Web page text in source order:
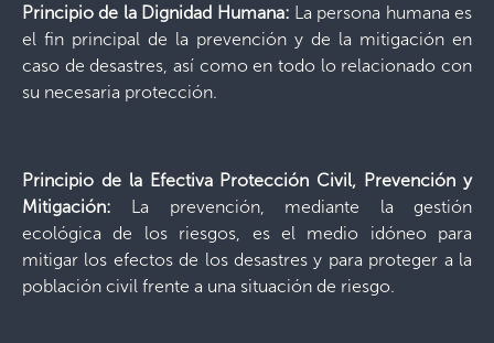
Principio de la Dignidad Humana: La persona humana es
el fin principal de la prevención y de la mitigación en
caso de desastres, así como en todo lo relacionado con
su necesaria protección.
Principio de la Efectiva Protección Civil, Prevención y
Mitigación: La prevención, mediante la gestión
ecológica de los riesgos, es el medio idóneo para
mitigar los efectos de los desastres y para proteger a la
población civil frente a una situación de riesgo.